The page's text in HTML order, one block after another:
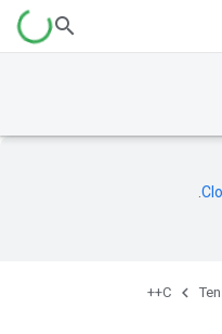
C++